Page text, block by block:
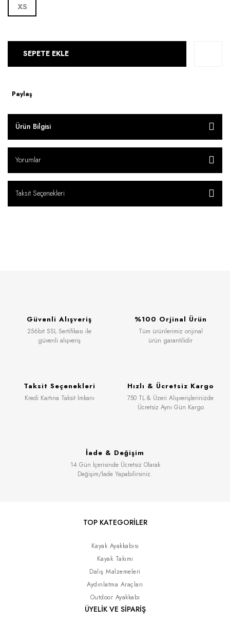
XS
SEPETE EKLE
Paylaş
Ürün Bilgisi
Yorumlar
Taksit Seçenekleri
Güvenli Alışveriş
256bit SSL Sertifikası ile
güvenli alışveriş
%100 Orjinal Ürün
Tüm ürünlerimiz orijinal
ürün garantilidir
Taksit Seçenekleri
Kredi Kartına Taksit İmkanı
Hızlı & Ücretsiz Kargo
750 TL & Üzeri Alışverişlerinizde
Ücretsiz Aynı Gün Kargo
İade & Değişim
14 Gün İçerisinde Ücretsiz Olarak
Değişim/İade Yapabilirsiniz.
TOP KATEGORİLER
Kayak Ayakkabısı
Kayak Takımı
Dalış Malzemeleri
Aydınlatma Araçları
Outdoor Ayakkabı
ÜYELİK VE SİPARİŞ